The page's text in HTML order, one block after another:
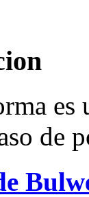
es
de